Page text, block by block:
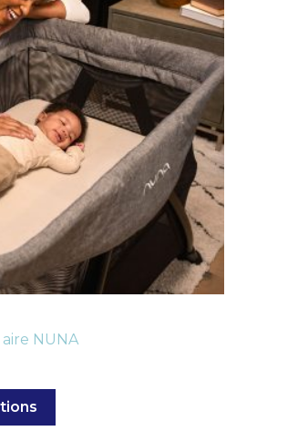
NUNA
a
plusieurs
variations.
Les
options
peuvent
être
choisies
sur
la
page
du
produit